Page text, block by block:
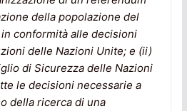
della popolazione del
conformità alle decisioni
delle Nazioni Unite; e (ii)
di Sicurezza delle Nazioni
le decisioni necessarie a
della ricerca di una